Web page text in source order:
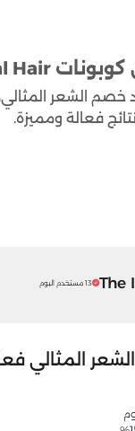
عند استخدام كود خصم
فعالة ومميزة.
13 مستخدم اليوم